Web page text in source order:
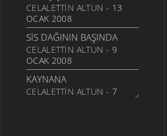
CELALETTIN ALTUN - 13
OCAK 2008
SIS DAĞININ BAŞINDA
CELALETTIN ALTUN - 9
OCAK 2008
KAYNANA
CELALETTIN ALTUN - 7